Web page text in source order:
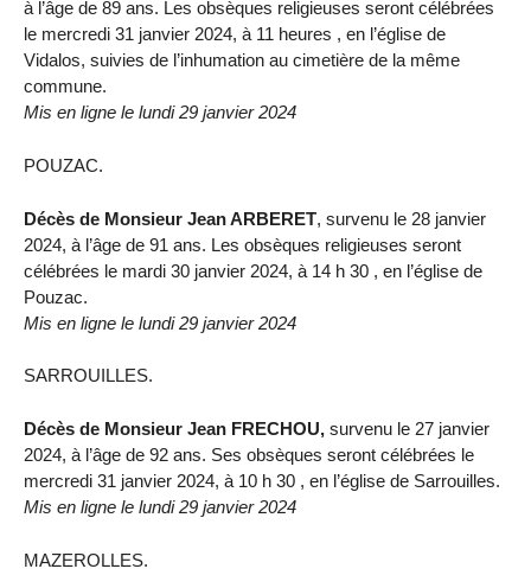
à l’âge de 89 ans. Les obsèques religieuses seront célébrées
le mercredi 31 janvier 2024, à 11 heures , en l’église de
Vidalos, suivies de l’inhumation au cimetière de la même
commune.
Mis en ligne le lundi 29 janvier 2024
POUZAC.
Décès de Monsieur Jean ARBERET, survenu le 28 janvier
2024, à l’âge de 91 ans. Les obsèques religieuses seront
célébrées le mardi 30 janvier 2024, à 14 h 30 , en l’église de
Pouzac.
Mis en ligne le lundi 29 janvier 2024
SARROUILLES.
Décès de Monsieur Jean FRECHOU, survenu le 27 janvier
2024, à l’âge de 92 ans. Ses obsèques seront célébrées le
mercredi 31 janvier 2024, à 10 h 30 , en l’église de Sarrouilles.
Mis en ligne le lundi 29 janvier 2024
MAZEROLLES.